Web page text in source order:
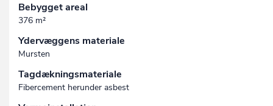
Bebygget areal
376 m²
Ydervæggens materiale
Mursten
Tagdækningsmateriale
Fibercement herunder asbest